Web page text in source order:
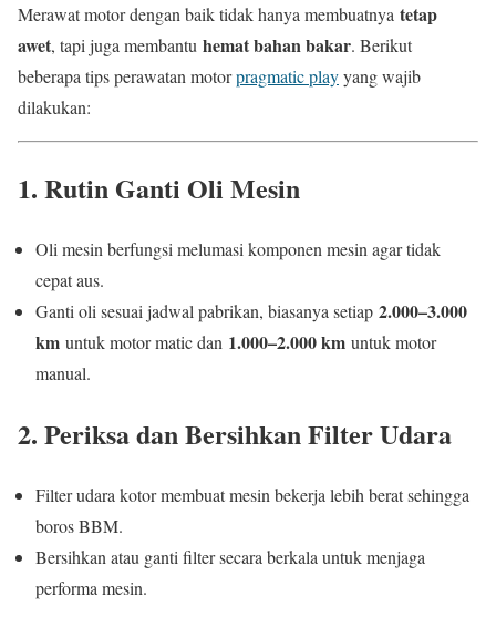
Merawat motor dengan baik tidak hanya membuatnya tetap
awet, tapi juga membantu hemat bahan bakar. Berikut
beberapa tips perawatan motorpragmatic playyang wajib
dilakukan:
1. Rutin Ganti Oli Mesin
Oli mesin berfungsi melumasi komponen mesin agar tidak
cepat aus.
Ganti oli sesuai jadwal pabrikan, biasanya setiap 2.000–3.000
km untuk motor matic dan 1.000–2.000 km untuk motor
manual.
2. Periksa dan Bersihkan Filter Udara
Filter udara kotor membuat mesin bekerja lebih berat sehingga
boros BBM.
Bersihkan atau ganti filter secara berkala untuk menjaga
performa mesin.